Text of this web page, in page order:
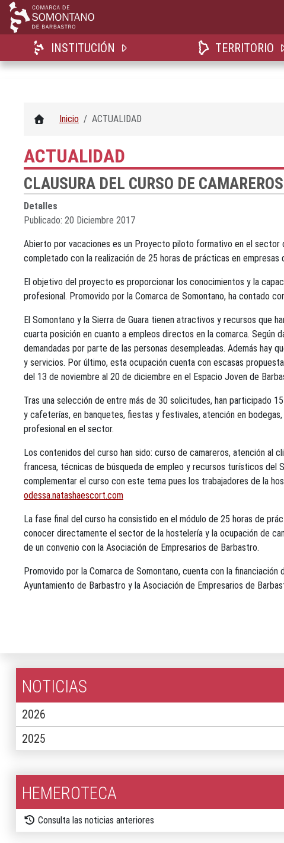
INSTITUCIÓN TERRITORIO
Inicio ACTUALIDAD
ACTUALIDAD
CLAUSURA DEL CURSO DE
Detalles
Publicado: 20 Diciembre 2017
Abierto por vacaciones es un Proyecto piloto formativo en el sector
completado con la realización de 25 horas de prácticas en
El objetivo del proyecto es proporcionar los conocimientos y la
profesional. Promovido por la Comarca de Somontano, ha contado
El Somontano y la Sierra de Guara tienen atractivos y recursos que
cuarta posición en cuanto a empleos directos en la comarca.
demandadas por parte de las personas desempleadas. Además hay
y servicios. Por último, esta ocupación cuenta con escasas
del 13 de noviembre al 20 de diciembre en el Espacio Joven de
Tras una selección de entre más de 30 solicitudes, han participado
y cafeterías, en banquetes, fiestas y festivales, atención en
profesional en el sector.
Los contenidos del curso han sido: curso de camareros, atención al
francesa, técnicas de búsqueda de empleo y recursos turísticos
complementar el curso con este tema pues los trabajadores de la
odessa.natashaescort.com
La fase final del curso ha consistido en el módulo de 25 horas de
conocer directamente el sector de la hostelería y la ocupación de
de un convenio con la Asociación de Empresarios de Barbastro.
Promovido por la Comarca de Somontano, cuenta con la
Ayuntamiento de Barbastro y la Asociación de Empresarios de
NOTICIAS
2026
2025
HEMEROTECA
Consulta las noticias anteriores